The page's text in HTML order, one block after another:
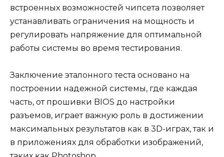
встроенных возможностей чипсета позволяет
устанавливать ограничения на мощность и
регулировать напряжение для оптимальной
работы системы во время тестирования.
Заключение эталонного теста основано на
построении надежной системы, где каждая
часть, от прошивки BIOS до настройки
разъемов, играет важную роль в достижении
максимальных результатов как в 3D-играх, так и
в приложениях для обработки изображений,